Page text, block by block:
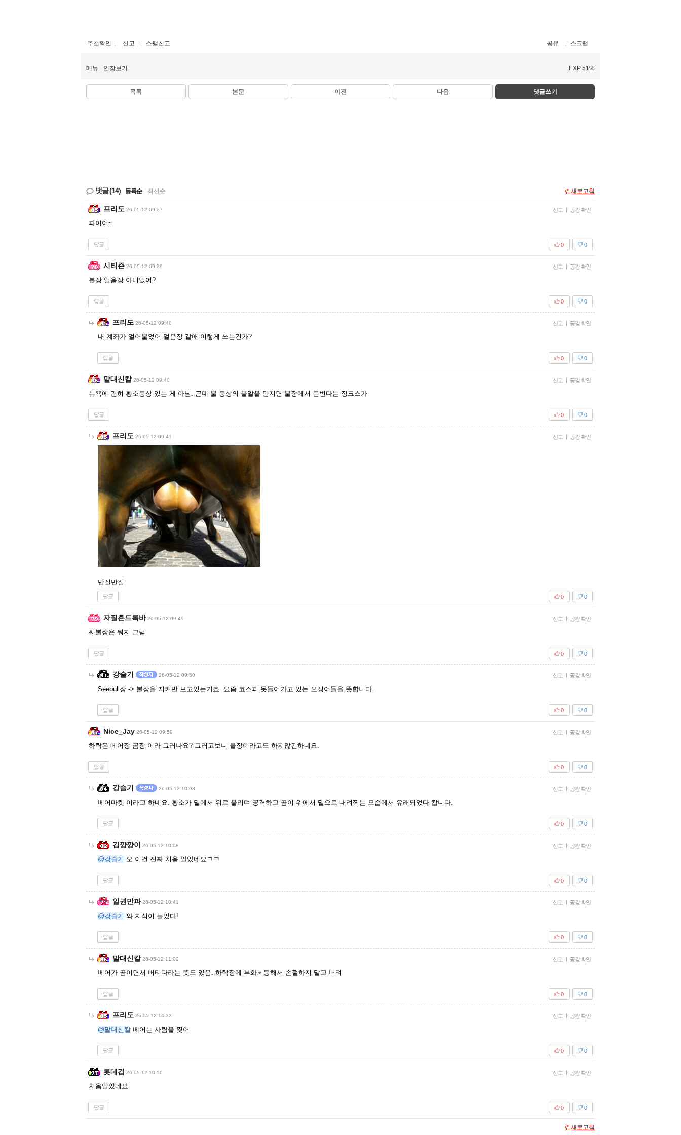
추천확인 신고 스팸신고 공유 스크랩
메뉴 인장보기 EXP 51%
목록 본문 이전 다음 댓글쓰기
댓글(14) 등록순 최신순 새로고침
프리도 26-05-12 09:37 신고 | 공감 확인
파이어~
답글 0
0
시티즌 26-05-12 09:39 신고 | 공감 확인
불장 얼음장 아니었어?
답글 0
0
프리도 26-05-12 09:40 신고 | 공감 확인
내 계좌가 얼어붙었어 얼음장 같애 이렇게 쓰는건가?
답글 0
0
말대신칼 26-05-12 09:40 신고 | 공감 확인
뉴욕에 괜히 황소동상 있는 게 아님. 근데 불 동상의 불알을 만지면 불장에서 돈번다는 징크스가
답글 0
0
프리도 26-05-12 09:41 신고 | 공감 확인
반질반질
답글 0
0
자질흔드록바 26-05-12 09:49 신고 | 공감 확인
씨불장은 뭐지 그럼
답글 0
0
강슬기 26-05-12 09:50 신고 | 공감 확인
Seebull장 -> 불장을 지켜만 보고있는거죠. 요즘 코스피 못들어가고 있는 오징어들을 뜻합니다.
답글 0
0
Nice_Jay 26-05-12 09:59 신고 | 공감 확인
하락은 베어장 곰장 이라 그러나요? 그러고보니 물장이라고도 하지않긴하네요.
답글 0
0
강슬기 26-05-12 10:03 신고 | 공감 확인
베어마켓 이라고 하네요. 황소가 밑에서 위로 올리며 공격하고 곰이 위에서 밑으로 내려찍는 모습에서 유래되었다 캅니다.
답글 0
0
김꺙꺙이 26-05-12 10:08 신고 | 공감 확인
@강슬기 오 이건 진짜 처음 알았네요ㅋㅋ
답글 0
0
일권만파 26-05-12 10:41 신고 | 공감 확인
@강슬기 와 지식이 늘었다!
답글 0
0
말대신칼 26-05-12 11:02 신고 | 공감 확인
베어가 곰이면서 버티다라는 뜻도 있음. 하락장에 부화뇌동해서 손절하지 말고 버텨
답글 0
0
프리도 26-05-12 14:33 신고 | 공감 확인
@말대신칼 베어는 사람을 찢어
답글 0
0
롯데검 26-05-12 10:50 신고 | 공감 확인
처음알았네요
답글 0
0
새로고침